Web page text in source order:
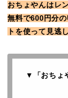
おちょやんはレ
無料で600円分
トを使って見逃
▼「おちょ